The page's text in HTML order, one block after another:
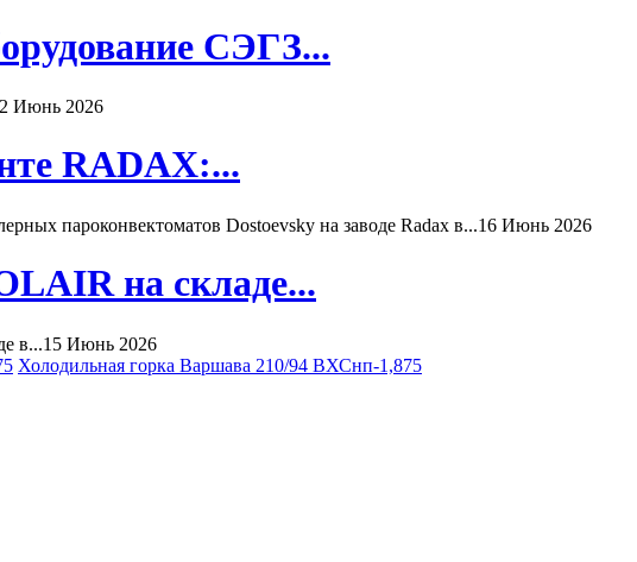
СЭГЗ...
Июнь 2026
RADAX:...
пароконвектоматов Dostoevsky на заводе Radax в...16 Июнь 2026
на складе...
в...15 Июнь 2026
Холодильная горка Варшава 210/94 ВХСнп-1,875